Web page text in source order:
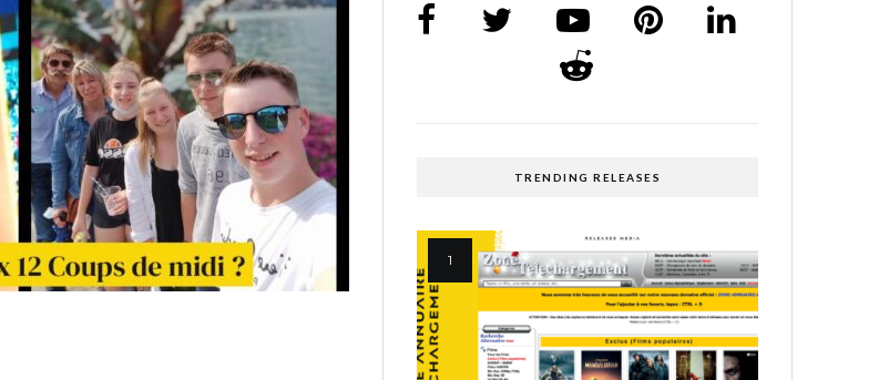
TRENDING RELEASES